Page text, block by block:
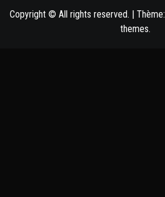
Copyright © All rights reserved. Thème:
themes.